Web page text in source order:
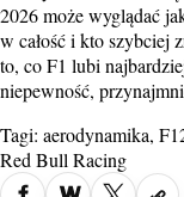
2026 może wyglądać
w całość i kto szybciej
to, co F1 lubi
niepewność,
Tagi: aerodynamika,
Red Bull Racing